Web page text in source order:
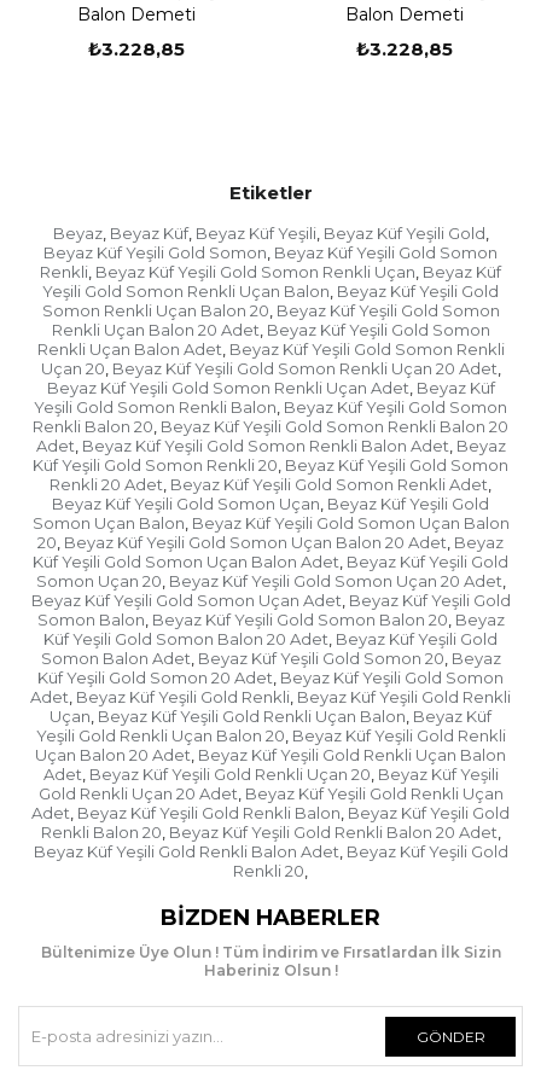
balonların havada kalma süreleri 24 saate kadar
çıkmaktadır.
gazdır. Zehirli ve yanıcı değildir. Oda sıcaklığında
gaz halindedir. ve havadan yedi kat daha hafiftir.
Hidrojen gibi yanıcı-patlayıcı özelliği olmadığı için
oldukça güvenlidir.
Helyum Gazlı Balonları Aynı Gün Teslim Etmekteyiz
- İstanbul genelinde aynı gün uçan balonları
teslimatını yapmaktayız.
- Rakam uçan balonlar, harf uçan balonlar, kalpli
uçan balonlar, yıldızlı uçan balonlar, korm uçan
balon, metalik uçan balon, soft renk uçan balon, yıl
dönümü uçan balon, sevgililer günü uçan balon,
hastane yeni doğum için uçan balon ve çok daha
fazlası
Helyumlu uçan balon demetlerini internet sitemiz
üzerinden sipariş verdiğinizde helyum balonlarınız
hazır şişirilmiş iplere bağlı olarak sizlere teslim
etmekteyiz.
Uçan Balonlar Hakkında Merak Edilen Soruların
Partilerin, doğum günlerinin ve diğer özel günlerin
vazgeçilmez unsurları arasında balonlar ilk sıralarda
gelmektedir. Çünkü balonlar eşliğinde çok güzel
ortamlar hazırlamak mümkündür. Ayrıca sizin için
özel olan kişilere de balonlar eşliğinde güzel
sürprizler yapabilirsiniz. Tabi en fazla tercih edilen
Balon Demeti
₺3.228,85
Balon Demeti
₺3.228,85
Etiketler
Beyaz, Beyaz Küf, Beyaz Küf Yeşili, Beyaz Küf Yeşili Gold,
Beyaz Küf Yeşili Gold Somon, Beyaz Küf Yeşili Gold Somon
Renkli, Beyaz Küf Yeşili Gold Somon Renkli Uçan, Beyaz Küf
Yeşili Gold Somon Renkli Uçan Balon, Beyaz Küf Yeşili Gold
Somon Renkli Uçan Balon 20, Beyaz Küf Yeşili Gold Somon
Renkli Uçan Balon 20 Adet, Beyaz Küf Yeşili Gold Somon
Renkli Uçan Balon Adet, Beyaz Küf Yeşili Gold Somon Renkli
Uçan 20, Beyaz Küf Yeşili Gold Somon Renkli Uçan 20 Adet,
Beyaz Küf Yeşili Gold Somon Renkli Uçan Adet, Beyaz Küf
Yeşili Gold Somon Renkli Balon, Beyaz Küf Yeşili Gold Somon
Renkli Balon 20, Beyaz Küf Yeşili Gold Somon Renkli Balon 20
Adet, Beyaz Küf Yeşili Gold Somon Renkli Balon Adet, Beyaz
Küf Yeşili Gold Somon Renkli 20, Beyaz Küf Yeşili Gold Somon
Renkli 20 Adet, Beyaz Küf Yeşili Gold Somon Renkli Adet,
Beyaz Küf Yeşili Gold Somon Uçan, Beyaz Küf Yeşili Gold
Somon Uçan Balon, Beyaz Küf Yeşili Gold Somon Uçan Balon
20, Beyaz Küf Yeşili Gold Somon Uçan Balon 20 Adet, Beyaz
Küf Yeşili Gold Somon Uçan Balon Adet, Beyaz Küf Yeşili Gold
Somon Uçan 20, Beyaz Küf Yeşili Gold Somon Uçan 20 Adet,
Beyaz Küf Yeşili Gold Somon Uçan Adet, Beyaz Küf Yeşili Gold
Somon Balon, Beyaz Küf Yeşili Gold Somon Balon 20, Beyaz
Küf Yeşili Gold Somon Balon 20 Adet, Beyaz Küf Yeşili Gold
Somon Balon Adet, Beyaz Küf Yeşili Gold Somon 20, Beyaz
Küf Yeşili Gold Somon 20 Adet, Beyaz Küf Yeşili Gold Somon
Adet, Beyaz Küf Yeşili Gold Renkli, Beyaz Küf Yeşili Gold Renkli
Uçan, Beyaz Küf Yeşili Gold Renkli Uçan Balon, Beyaz Küf
Yeşili Gold Renkli Uçan Balon 20, Beyaz Küf Yeşili Gold Renkli
Uçan Balon 20 Adet, Beyaz Küf Yeşili Gold Renkli Uçan Balon
Adet, Beyaz Küf Yeşili Gold Renkli Uçan 20, Beyaz Küf Yeşili
Gold Renkli Uçan 20 Adet, Beyaz Küf Yeşili Gold Renkli Uçan
Adet, Beyaz Küf Yeşili Gold Renkli Balon, Beyaz Küf Yeşili Gold
Renkli Balon 20, Beyaz Küf Yeşili Gold Renkli Balon 20 Adet,
Beyaz Küf Yeşili Gold Renkli Balon Adet, Beyaz Küf Yeşili Gold
Renkli 20,
BIZDEN HABERLER
Bültenimize Üye Olun ! Tüm İndirim ve Fırsatlardan İlk Sizin
Haberiniz Olsun !
GÖNDER